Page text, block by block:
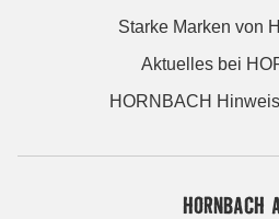
Starke Marken von
Aktuelles bei
HORNBACH
HORNBACH